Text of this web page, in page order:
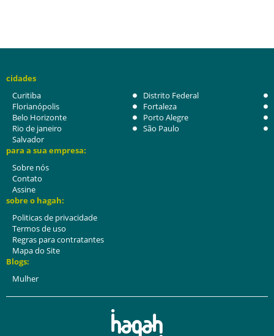
cidades
Curitiba
Distrito Federal
Florianópolis
Fortaleza
Belo Horizonte
Porto Alegre
Rio de janeiro
São Paulo
Salvador
para a sua empresa:
Sobre nós
Contato
Assine
sobre o hagah:
Politicas de privacidade
Termos de uso
Regras para contratantes
Mapa do Site
Blogs:
Mulher